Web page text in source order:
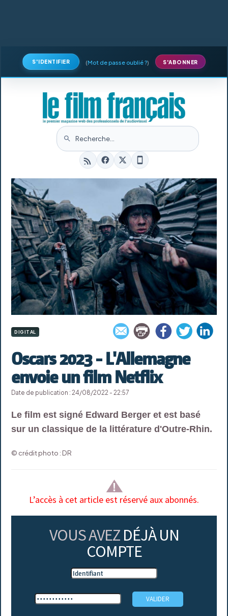
S'IDENTIFIER (Mot de passe oublié ?) S'ABONNER
DIGITAL
Oscars 2023 - L'Allemagne
envoie un film Netflix
Date de publication : 24/08/2022 - 22:57
Le film est signé Edward Berger et est basé
sur un classique de la littérature d'Outre-Rhin.
© crédit photo : DR
L’accès à cet article est réservé aux abonnés.
VOUS AVEZ DÉJÀ UN
COMPTE